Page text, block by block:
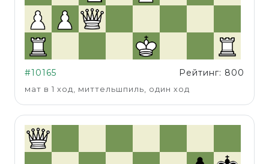
#10165 Рейтинг: 800
мат в 1 ход, миттельшпиль, один ход